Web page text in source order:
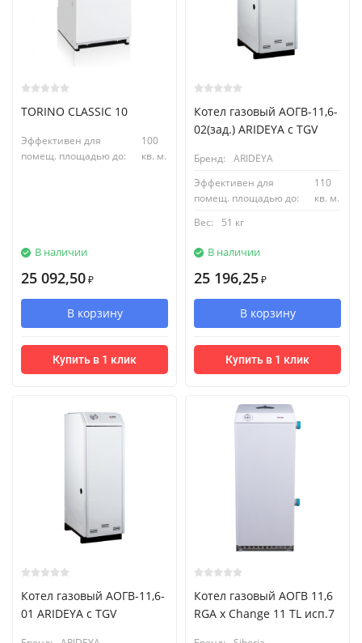
TORINO CLASSIC 10
Эффективен для
помещ. площадью до:
100
кв. м.
В наличии
25 092,50 ₽
В корзину
Купить в 1 клик
Котел газовый АОГВ-11,6-
02(зад.) ARIDEYA с TGV
Бренд:
ARIDEYA
Эффективен для
помещ. площадью до:
110
кв. м.
Вес:
51 кг
В наличии
25 196,25 ₽
В корзину
Купить в 1 клик
Котел газовый АОГВ-11,6-
01 ARIDEYA с TGV
Котел газовый АОГВ 11,6
RGA x Change 11 TL исп.7